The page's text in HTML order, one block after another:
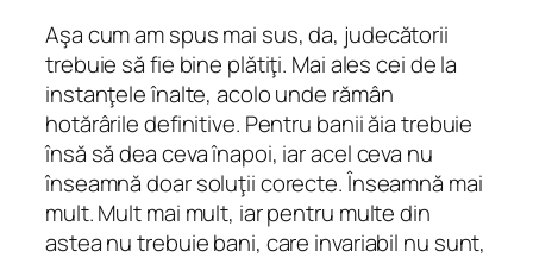
Aşa cum am spus mai sus, da, judecătorii
trebuie să fie bine plătiţi. Mai ales cei de la
instanţele înalte, acolo unde rămân
hotărârile definitive. Pentru banii ăia trebuie
însă să dea ceva înapoi, iar acel ceva nu
înseamnă doar soluţii corecte. Înseamnă mai
mult. Mult mai mult, iar pentru multe din
astea nu trebuie bani, care invariabil nu sunt,